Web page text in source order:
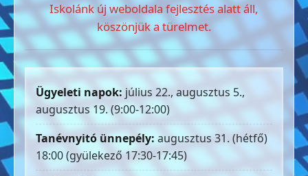
Iskolánk új weboldala fejlesztés alatt áll,
köszönjük a türelmet.
Ügyeleti napok: július 22., augusztus 5.,
augusztus 19. (9:00-12:00)
Tanévnyitó ünnepély: augusztus 31. (hétfő)
18:00 (gyülekező 17:30-17:45)